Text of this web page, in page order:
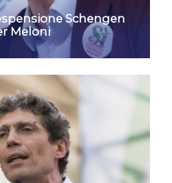
Schengen
Meloni